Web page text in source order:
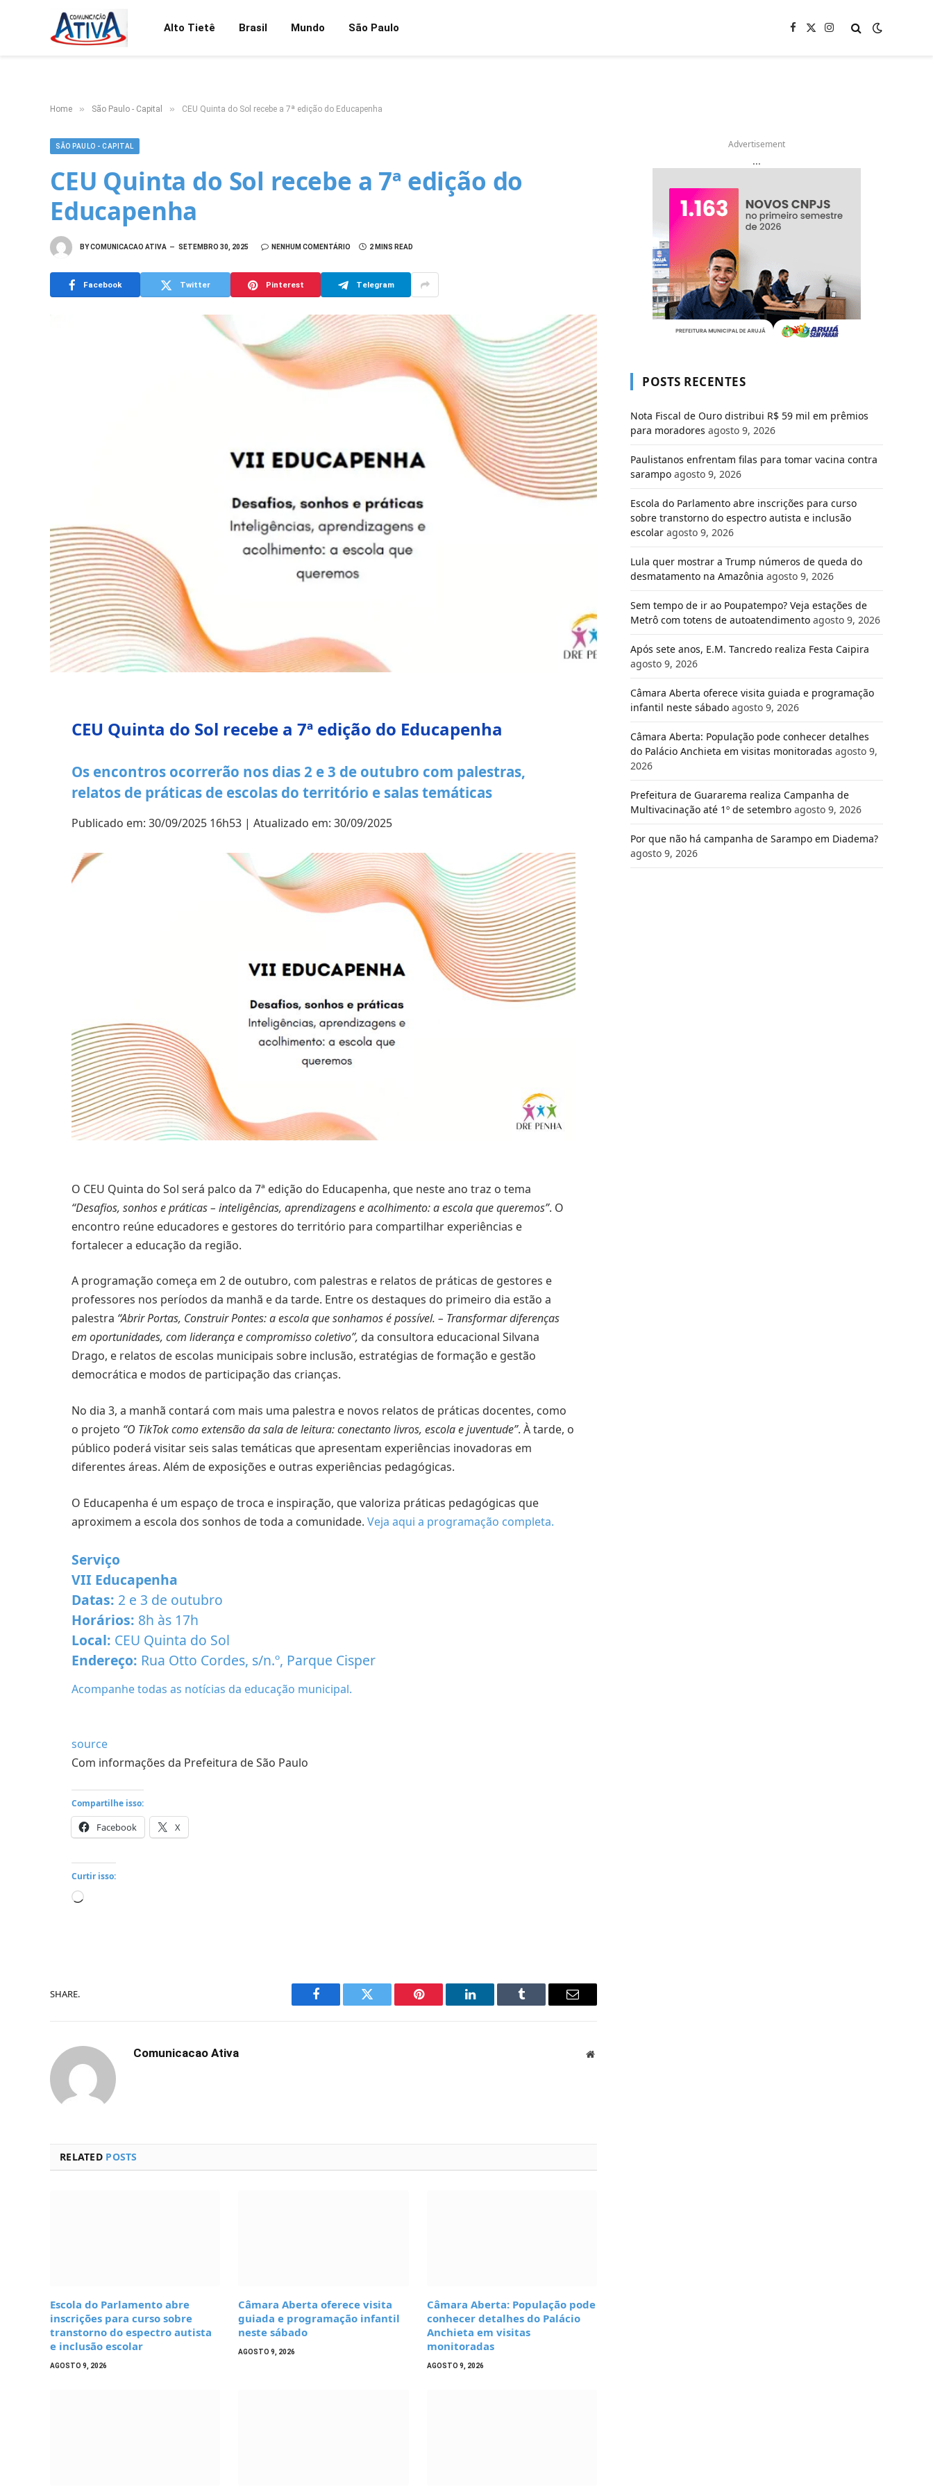
Alto Tietê Brasil Mundo São Paulo Facebook
X
Instagram
Home » São Paulo - Capital » CEU Quinta do Sol recebe a 7ª edição do Educapenha
SÃO PAULO - CAPITAL
CEU Quinta do Sol recebe a 7ª edição do
Educapenha
BYCOMUNICACAO ATIVA SETEMBRO 30, 2025 NENHUM COMENTÁRIO 2 MINS READ
Facebook Twitter Pinterest Telegram
CEU Quinta do Sol recebe a 7ª edição do Educapenha
Os encontros ocorrerão nos dias 2 e 3 de outubro com palestras,
relatos de práticas de escolas do território e salas temáticas
Publicado em: 30/09/2025 16h53 | Atualizado em: 30/09/2025
O CEU Quinta do Sol será palco da 7ª edição do Educapenha, que neste ano traz o tema
“Desafios, sonhos e práticas – inteligências, aprendizagens e acolhimento: a escola que queremos”. O
encontro reúne educadores e gestores do território para compartilhar experiências e
fortalecer a educação da região.
A programação começa em 2 de outubro, com palestras e relatos de práticas de gestores e
professores nos períodos da manhã e da tarde. Entre os destaques do primeiro dia estão a
palestra “Abrir Portas, Construir Pontes: a escola que sonhamos é possível. – Transformar diferenças
em oportunidades, com liderança e compromisso coletivo”, da consultora educacional Silvana
Drago, e relatos de escolas municipais sobre inclusão, estratégias de formação e gestão
democrática e modos de participação das crianças.
No dia 3, a manhã contará com mais uma palestra e novos relatos de práticas docentes, como
o projeto “O TikTok como extensão da sala de leitura: conectanto livros, escola e juventude”. À tarde, o
público poderá visitar seis salas temáticas que apresentam experiências inovadoras em
diferentes áreas. Além de exposições e outras experiências pedagógicas.
O Educapenha é um espaço de troca e inspiração, que valoriza práticas pedagógicas que
aproximem a escola dos sonhos de toda a comunidade. Veja aqui a programação completa.
Serviço
VII Educapenha
Datas: 2 e 3 de outubro
Horários: 8h às 17h
Local: CEU Quinta do Sol
Endereço: Rua Otto Cordes, s/n.º, Parque Cisper
Acompanhe todas as notícias da educação municipal.
source
Com informações da Prefeitura de São Paulo
Compartilhe isso:
Facebook X
Curtir isso:
Carregando...
SHARE.
Facebook Twitter Pinterest LinkedIn Tumblr Email
Comunicacao Ativa Website
RELATED POSTS
Escola do Parlamento abre
inscrições para curso sobre
transtorno do espectro autista
e inclusão escolar
AGOSTO 9, 2026
Câmara Aberta oferece visita
guiada e programação infantil
neste sábado
AGOSTO 9, 2026
Câmara Aberta: População pode
conhecer detalhes do Palácio
Anchieta em visitas
monitoradas
AGOSTO 9, 2026
Advertisement
...
POSTS RECENTES
Nota Fiscal de Ouro distribui R$ 59 mil em prêmios
para moradores agosto 9, 2026
Paulistanos enfrentam filas para tomar vacina contra
sarampo agosto 9, 2026
Escola do Parlamento abre inscrições para curso
sobre transtorno do espectro autista e inclusão
escolar agosto 9, 2026
Lula quer mostrar a Trump números de queda do
desmatamento na Amazônia agosto 9, 2026
Sem tempo de ir ao Poupatempo? Veja estações de
Metrô com totens de autoatendimento agosto 9, 2026
Após sete anos, E.M. Tancredo realiza Festa Caipira
agosto 9, 2026
Câmara Aberta oferece visita guiada e programação
infantil neste sábado agosto 9, 2026
Câmara Aberta: População pode conhecer detalhes
do Palácio Anchieta em visitas monitoradas agosto 9,
2026
Prefeitura de Guararema realiza Campanha de
Multivacinação até 1º de setembro agosto 9, 2026
Por que não há campanha de Sarampo em Diadema?
agosto 9, 2026